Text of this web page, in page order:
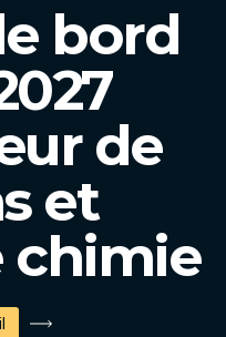
bord
de
et
chimie